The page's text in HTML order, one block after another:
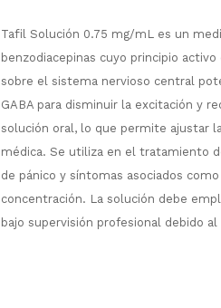
Tafil Solución 0.75 mg/mL es un
benzodiacepinas cuyo principio
sobre el sistema nervioso central
GABA para disminuir la excitación y
solución oral, lo que permite ajustar
médica. Se utiliza en el tratamiento
de pánico y síntomas asociados
concentración. La solución debe
bajo supervisión profesional debido